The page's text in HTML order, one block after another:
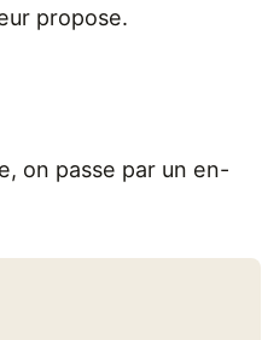
propose.
on passe par un en-